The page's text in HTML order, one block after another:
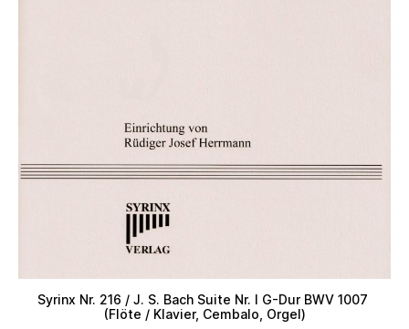
Syrinx Nr. 216 / J. S. Bach Suite Nr. I G-Dur BWV 1007
(Flöte / Klavier, Cembalo, Orgel)